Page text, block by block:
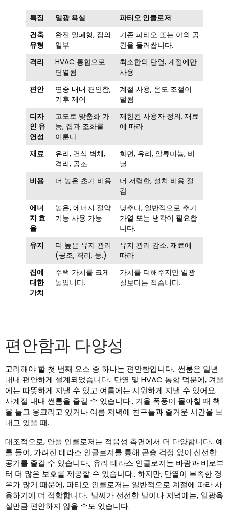
특징 일광 욕실
파티오 인클로저
건축
유형
완전 밀폐형, 집의
일부
기존 파티오 또는 야외 공
간을 둘러쌉니다.
격리
HVAC 통합으로
단열됨
최소한의 단열, 계절에만
사용
편안
연중 내내 편안함,
기후 제어
계절 사용, 온도 조절이
덜됨
디자
인 유
연성
고도로 맞춤화 가
능, 집과 조화를
이룬다
제한된 사용자 정의, 재료
에 따라
재료
유리, 건식 벽체,
격리, 공조
화면, 유리, 알류미늄, 비
닐
비용
더 높은 초기 비용
더 저렴한, 설치 비용 절
감
에너
지 효
율
높은, 에너지 절약
기능 사용 가능
낮추다, 일반적으로 추가
가열 또는 냉각이 필요합
니다.
유지
더 높은 유지 관리
(공조, 격리, 등.)
유지 관리 감소, 재료에
따라
집에
대한
가치
주택 가치를 크게
높입니다.
가치를 더해주지만 일광
실보다는 적습니다.
편안함과 다양성
고려해야 할 첫 번째 요소 중 하나는 편안함입니다.. 썬룸은 일년
내내 편안하게 설계되었습니다.. 단열 및 HVAC 통합 덕분에, 겨울
에는 따뜻하게 지낼 수 있고 여름에는 시원하게 지낼 수 있어요.
사계절 내내 썬룸을 즐길 수 있습니다., 겨울 폭풍이 몰아칠 때 책
을 들고 웅크리고 있거나 여름 저녁에 친구들과 즐거운 시간을 보
내고 있을 때.
대조적으로, 안뜰 인클로저는 적응성 측면에서 더 다양합니다.. 예
를 들어, 가려진 테라스 인클로저를 통해 곤충 걱정 없이 신선한
공기를 즐길 수 있습니다., 유리 테라스 인클로저는 바람과 비로부
터 더 많은 보호를 제공할 수 있습니다.. 하지만, 단열이 부족한 경
우가 많기 때문에, 파티오 인클로저는 일반적으로 계절에 따라 사
용하기에 더 적합합니다.. 날씨가 선선한 날이나 저녁에는, 일광욕
실만큼 편안하지 않을 수도 있습니다.